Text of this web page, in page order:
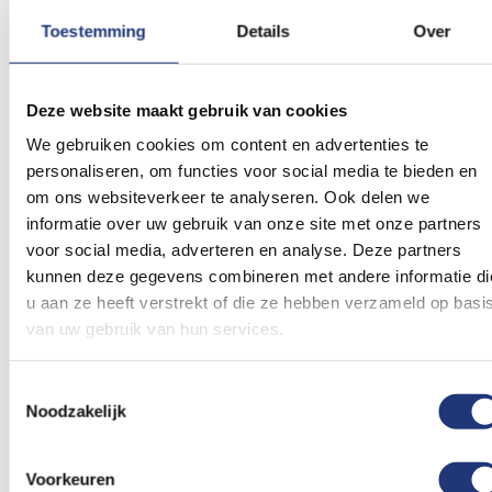
Toestemming Details Over
Deze website maakt gebruik van cookies
We gebruiken cookies om content en advertenties te
personaliseren, om functies voor social media te bieden en
om ons websiteverkeer te analyseren. Ook delen we
informatie over uw gebruik van onze site met onze partners
voor social media, adverteren en analyse. Deze partners
kunnen deze gegevens combineren met andere informatie
u aan ze heeft verstrekt of die ze hebben verzameld op
van uw gebruik van hun services.
Noodzakelijk
Voorkeuren
90x150cm
12,36
Excl. BTW
Voor 16:00 besteld, dezelfde
dag verzonden
In winkelmand
Halloween 60x90cm
7,40
Excl. BTW
Voor 16:00 besteld, dezelfde
dag verzonden
In winkelmand
Voeg
toe
aan
Voeg
toe